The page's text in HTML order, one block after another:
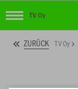
TV Oy
ZURÜCK TV Oy